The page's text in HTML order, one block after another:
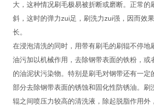
大，这种情况刷毛极易被折断或磨断。正常的
斜，这时的弹力zui足，刷洗力zui强，因而效
长。
在浸泡清洗的同时，用带有刷毛的刷辊不停地
油污加以机械作用，去除钢带表面的铁粉，或
的油泥状污染物。特别是刷毛对钢带还有一定
部分去除钢带表面的锈蚀和固化性防锈油。刷
辊之间喷压力较高的清洗液，除起脱脂作用外